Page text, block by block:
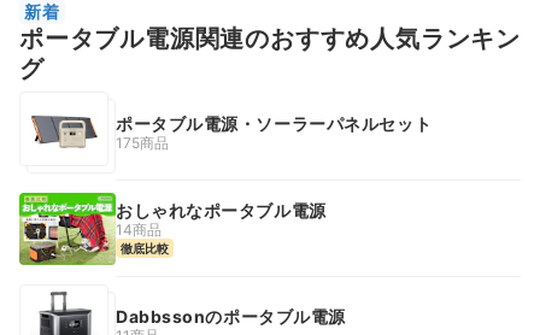
新着
ポータブル電源関連のおすすめ人気ランキン
グ
ポータブル電源・ソーラーパネルセット
175商品
おしゃれなポータブル電源
14商品
徹底比較
Dabbssonのポータブル電源